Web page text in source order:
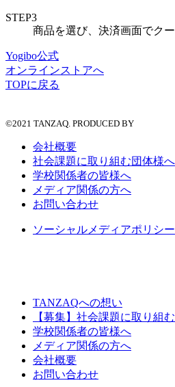
STEP3
商品を選び、決済画面でク
Yogibo公式
オンラインストアへ
TOPに戻る
©2021 TANZAQ. PRODUCED BY
会社概要
社会課題に取り組む団体様へ
学校関係者の皆様へ
メディア関係の方へ
お問い合わせ
ソーシャルメディアポリシー
TANZAQへの想い
【募集】社会課題に取り組
学校関係者の皆様へ
メディア関係の方へ
会社概要
お問い合わせ